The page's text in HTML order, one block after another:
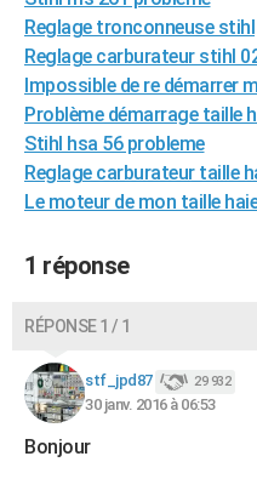
AVIS DE DÉCÈS
FORUM
Bricolage
Lifestyle
Culture
Sport
Auto
Television
Voyage
Cinema
Reglage tronconneuse stihl
Reglage carburateur stihl
Impossible de re démarrer
Problème démarrage taille
Stihl hsa 56 probleme
Reglage carburateur taille
Le moteur de mon taille
1 réponse
RÉPONSE 1 / 1
stf_jpd87 29 932
30 janv. 2016 à 06:53
Bonjour